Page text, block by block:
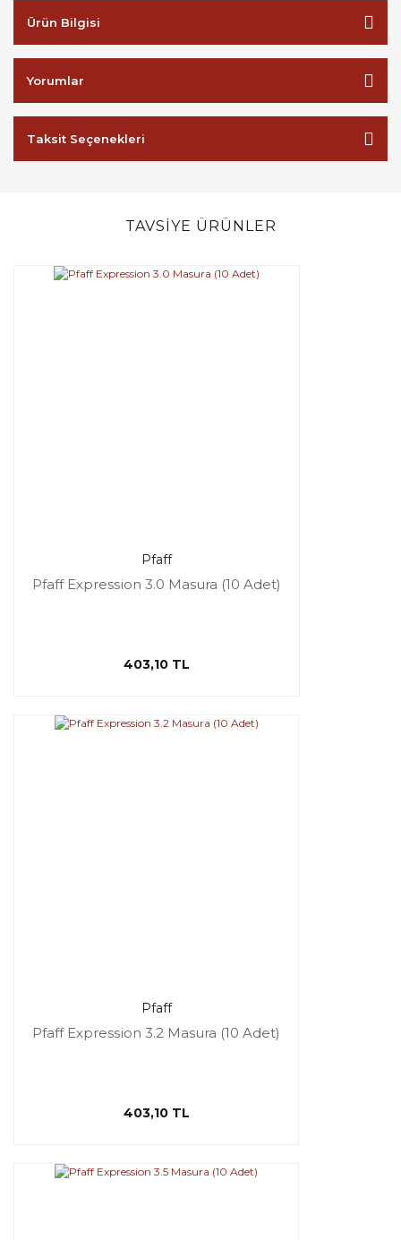
Ürün Bilgisi
Yorumlar
Taksit Seçenekleri
TAVSİYE ÜRÜNLER
Pfaff
Pfaff Expression 3.0 Masura (10 Adet)
403,10 TL
Pfaff
Pfaff Expression 3.2 Masura (10 Adet)
403,10 TL